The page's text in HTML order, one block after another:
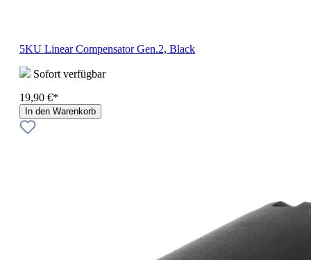
5KU Linear Compensator Gen.2, Black
Sofort verfügbar
19,90 €*
In den Warenkorb